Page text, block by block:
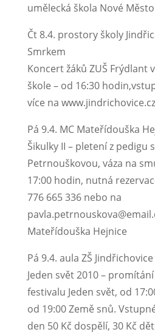
umělecká škola Nové
Čt 8.4. prostory školy
Smrkem
Koncert žáků ZUŠ Frýdlant
škole – od 16:30
více na www.jindrichovice.cz
Pá 9.4. MC Mateřídouška
Šikulky II – pletení z pedigu
Petrnouškovou, váza na
17:00 hodin, nutná
776 665 336 nebo na
Mateřídouška Hejnice
Pá 9.4. aula ZŠ
Jeden svět 2010 –
festivalu Jeden svět, od
od 19:00 Země snů.
den 50 Kč dospělí, 30 Kč